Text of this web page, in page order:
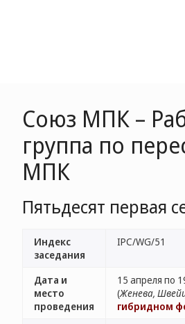
Союз МПК –
группа по
МПК
Пятьдесят первая
Индекс
заседания
IPC/WG/51
Дата и
место
проведения
15 апреля по
(Женева,
гибридном